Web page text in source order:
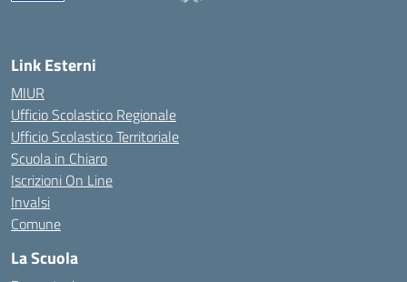
Link Esterni
MIUR
Ufficio Scolastico Regionale
Ufficio Scolastico Territoriale
Scuola in Chiaro
Iscrizioni On Line
Invalsi
Comune
La Scuola